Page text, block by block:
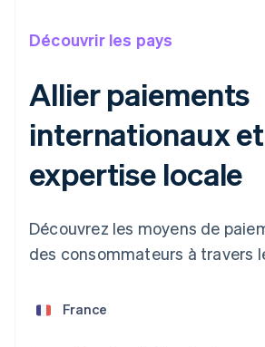
Découvrir les pays
Allier paiements
internationaux et
expertise locale
Découvrez les moyens de
des consommateurs à travers
Allemagne
English